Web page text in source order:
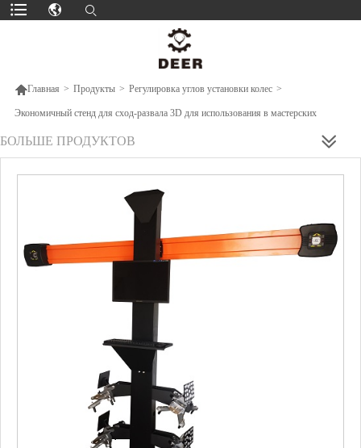
Главная > Продукты > Регулировка углов установки колес >
Экономичный стенд для сход-развала 3D для использования в мастерских
БОЛЬШЕ ПРОДУКТОВ